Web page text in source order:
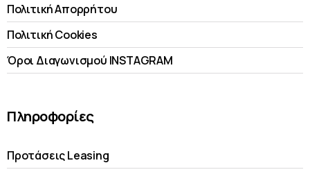
Πολιτική Απορρήτου
Πολιτική Cookies
Όροι Διαγωνισμού INSTAGRAM
Πληροφορίες
Προτάσεις Leasing